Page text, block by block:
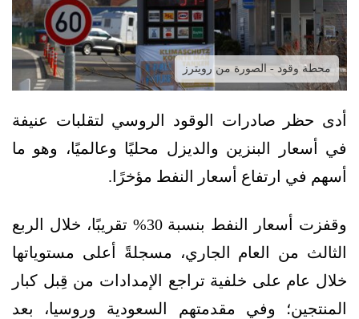
محطة وقود - الصورة من رويترز
أدى حظر صادرات الوقود الروسي لتقلبات عنيفة
في أسعار البنزين والديزل محليًا وعالميًا، وهو ما
أسهم في ارتفاع أسعار النفط مؤخرًا.
وقفزت أسعار النفط بنسبة 30% تقريبًا، خلال الربع
الثالث من العام الجاري، مسجلةً أعلى مستوياتها
خلال عام على خلفية تراجع الإمدادات من قِبل كبار
المنتجين؛ وفي مقدمتهم السعودية وروسيا، بعد